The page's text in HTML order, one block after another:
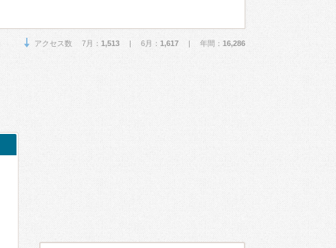
アクセス数 7月： 1,513 | 6月： 1,617 | 年間： 16,286